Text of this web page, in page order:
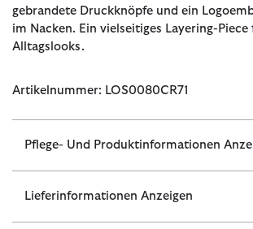
gebrandete Druckknöpfe und ein
im Nacken. Ein vielseitiges Layering-
Alltagslooks.
Artikelnummer: LOS0080CR71
Pflege- Und Produktinformationen
Lieferinformationen Anzeigen